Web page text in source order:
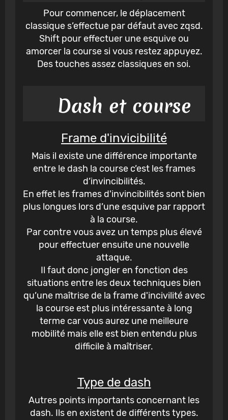
Pour commencer, le déplacement
classique s’effectue par défaut avec zqsd.
Shift pour effectuer une esquive ou
amorcer la course si vous restez appuyez.
Des touches assez classiques en soi.
Dash et course
Frame d'invicibilité
Mais il existe une différence importante
entre le dash la course c’est les frames
d’invincibilités.
En effet les frames d'invincibilités sont bien
plus longues lors d’une esquive par rapport
à la course.
Par contre vous avez un temps plus élevé
pour effectuer ensuite une nouvelle
attaque.
Il faut donc jongler en fonction des
situations entre les deux techniques bien
qu’une maîtrise de la frame d'incivilité avec
la course est plus intéressante à long
terme car vous aurez une meilleure
mobilité mais elle est bien entendu plus
difficile à maîtriser.
Type de dash
Autres points importants concernant les
dash. Ils en existent de différents types.